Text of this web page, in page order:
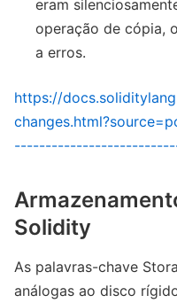
eram
operação de cópia,
a erros.
https://
Solidity
As palavras-chave
análogas ao disco